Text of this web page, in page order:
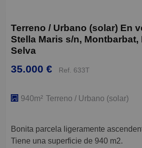
Terreno / Urbano (solar) En
Stella Maris s/n, Montbarbat,
Selva
35.000 € Ref. 633T
940m² Terreno / Urbano (solar)
Bonita parcela ligeramente
Tiene una superficie de 940 m2.